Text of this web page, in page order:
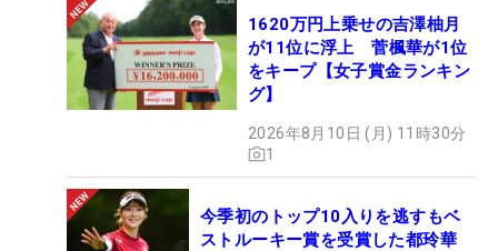
1620万円上乗せの吉澤柚月
が11位に浮上 菅楓華が1位
をキープ【女子賞金ランキン
グ】
2026年8月10日 (月) 11時30分
1
今季初のトップ10入りを逃すもベ
ストルーキー賞を受賞した都玲華